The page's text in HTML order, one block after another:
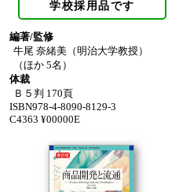
学校採用品です
編著/監修
牛尾 奈緒美（明治大学教授）
（ほか 5名）
体裁
Ｂ５判 170頁
ISBN978-4-8090-8129-3
C4363 ¥00000E